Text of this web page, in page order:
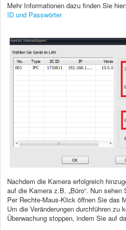
Mehr Informationen dazu finden Sie hier:
ID und Passwörter
Nachdem die Kamera erfolgreich
auf die Kamera z.B. „Büro“. Nun
Per Rechte-Maus-Klick öffnen Sie das
Um die Veränderungen durchführen zu
Überwachung stoppen, indem Sie auf